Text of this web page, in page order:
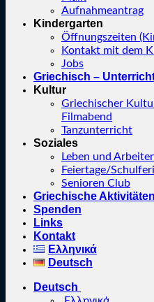
Aufnahmeantrag
Kindergarten
Öffnungszeiten
Kontakt mit dem
Jobs
Griechisch –
Kultur
Griechischer
Filmabend
Tanzunterricht
Soziales
Leben und
Feiertage/
Senioren Club
Griechische
Spenden
Links
Kontakt
Ελληνικά
Deutsch
Deutsch